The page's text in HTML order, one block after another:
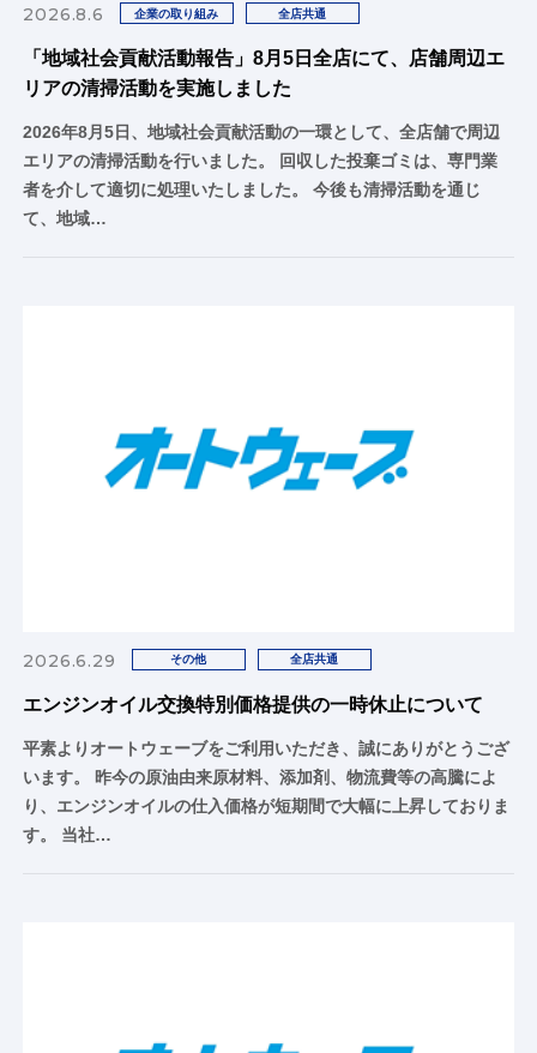
2026.8.6 企業の取り組み 全店共通
「地域社会貢献活動報告」8月5日全店にて、店舗周辺エ
リアの清掃活動を実施しました
2026年8月5日、地域社会貢献活動の一環として、全店舗で周辺
エリアの清掃活動を行いました。 回収した投棄ゴミは、専門業
者を介して適切に処理いたしました。 今後も清掃活動を通じ
て、地域…
2026.6.29 その他 全店共通
エンジンオイル交換特別価格提供の一時休止について
平素よりオートウェーブをご利用いただき、誠にありがとうござ
います。 昨今の原油由来原材料、添加剤、物流費等の高騰によ
り、エンジンオイルの仕入価格が短期間で大幅に上昇しておりま
す。 当社…